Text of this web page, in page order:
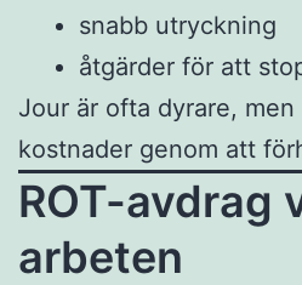
snabb utryckning
åtgärder för att
Jour är ofta dyrare, men
kostnader genom att
ROT-avdrag
arbeten